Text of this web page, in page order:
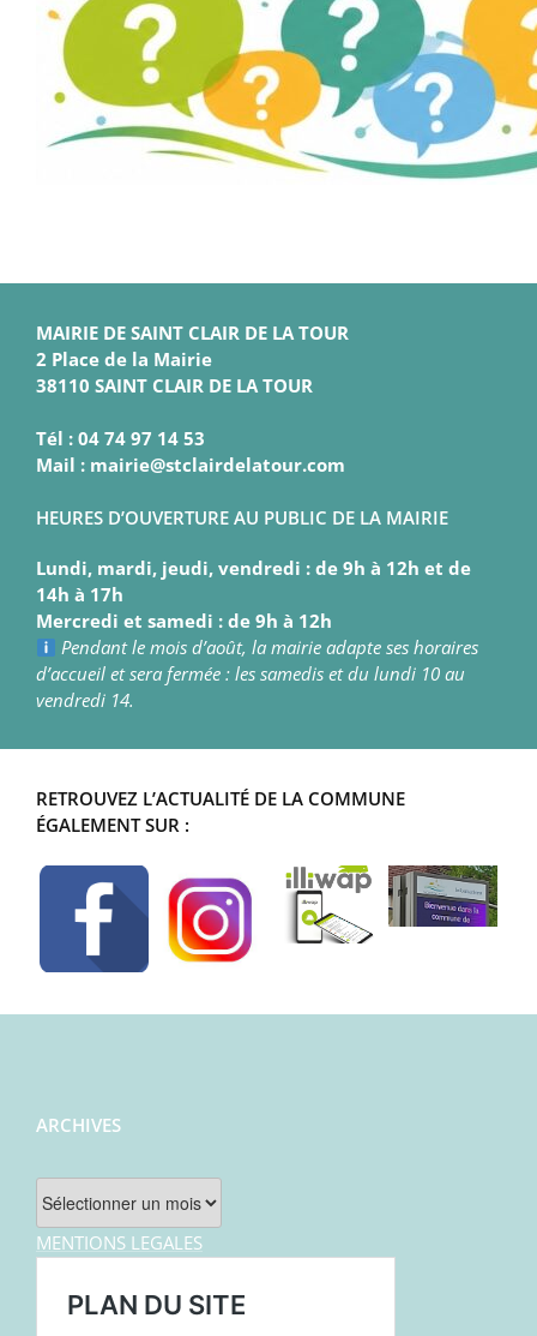
MAIRIE DE SAINT CLAIR DE LA TOUR
2 Place de la Mairie
38110 SAINT CLAIR DE LA TOUR
Tél : 04 74 97 14 53
Mail : mairie@stclairdelatour.com
HEURES D’OUVERTURE AU PUBLIC DE LA MAIRIE
Lundi, mardi, jeudi, vendredi : de 9h à 12h et de
14h à 17h
Mercredi et samedi : de 9h à 12h
Pendant le mois d’août, la mairie adapte ses horaires
d’accueil et sera fermée : les samedis et du lundi 10 au
vendredi 14.
RETROUVEZ L’ACTUALITÉ DE LA COMMUNE
ÉGALEMENT SUR :
ARCHIVES
MENTIONS LEGALES